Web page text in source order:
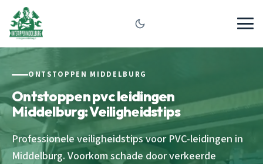
ONTSTOPPEN MIDDELBURG
Ontstoppen pvc leidingen
Middelburg: Veiligheidstips
Professionele veiligheidstips voor PVC-leidingen in
Middelburg. Voorkom schade door verkeerde